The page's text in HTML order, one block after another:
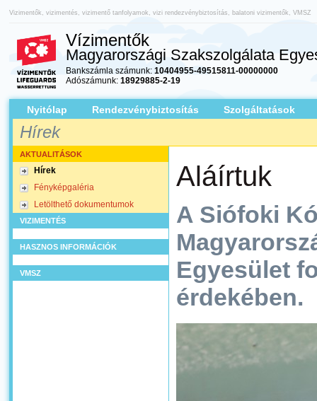
Vizimentők, vizimentés, vizimentő tanfolyamok, vizi rendezvénybiztosítás, balatoni vizimentők, VMSZ
Vízimentők
Magyarországi Szakszolgálata
Bankszámla számunk: 10404955-49515811-00000000
Adószámunk: 18929885-2-19
Nyitólap Rendezvénybiztosítás Szolgáltatások
Hírek
AKTUALITÁSOK
Hírek
Fényképgaléria
Letölthető dokumentumok
VIZIMENTÉS
HASZNOS INFORMÁCIÓK
VMSZ
Aláírtuk
A Siófoki
Egyesület
érdekében.